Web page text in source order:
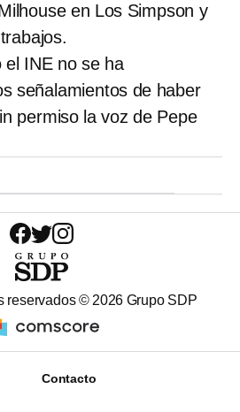
en Los Simpson y
el INE no se ha
señalamientos de haber
permiso la voz de Pepe
reservados © 2026 Grupo SDP
Contacto